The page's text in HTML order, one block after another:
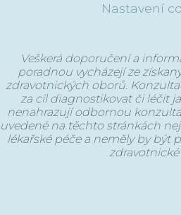
Nastavení
Veškerá doporučení a
poradnou vycházejí ze
zdravotnických oborů.
za cíl diagnostikovat či léčit
nenahrazují odbornou
uvedené na těchto stránkách
lékařské péče a neměly by být
zdravotnické